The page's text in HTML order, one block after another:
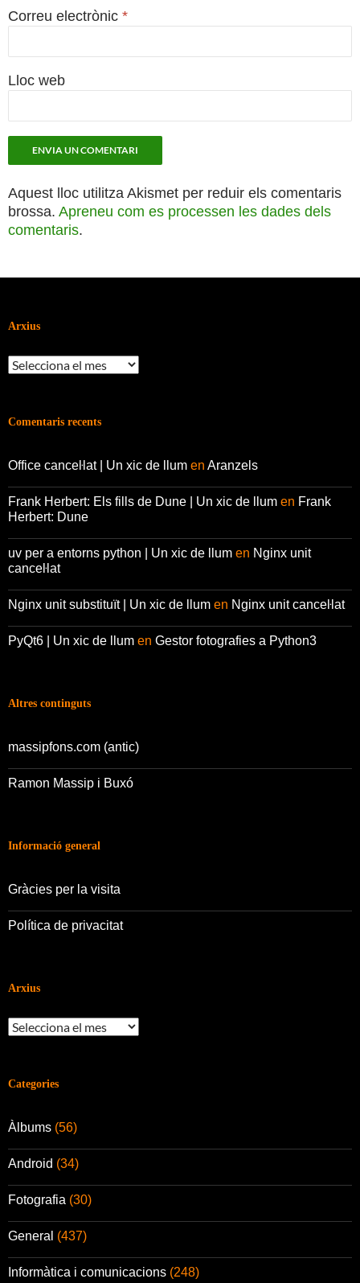
Correu electrònic *
Lloc web
Aquest lloc utilitza Akismet per reduir els comentaris
brossa. Apreneu com es processen les dades dels
comentaris.
Arxius
Arxius
Comentaris recents
Office canceŀlat | Un xic de llum en Aranzels
Frank Herbert: Els fills de Dune | Un xic de llum en Frank
Herbert: Dune
uv per a entorns python | Un xic de llum en Nginx unit
canceŀlat
Nginx unit substituït | Un xic de llum en Nginx unit canceŀlat
PyQt6 | Un xic de llum en Gestor fotografies a Python3
Altres continguts
massipfons.com (antic)
Ramon Massip i Buxó
Informació general
Gràcies per la visita
Política de privacitat
Arxius
Arxius
Categories
Àlbums (56)
Android (34)
Fotografia (30)
General (437)
Informàtica i comunicacions (248)